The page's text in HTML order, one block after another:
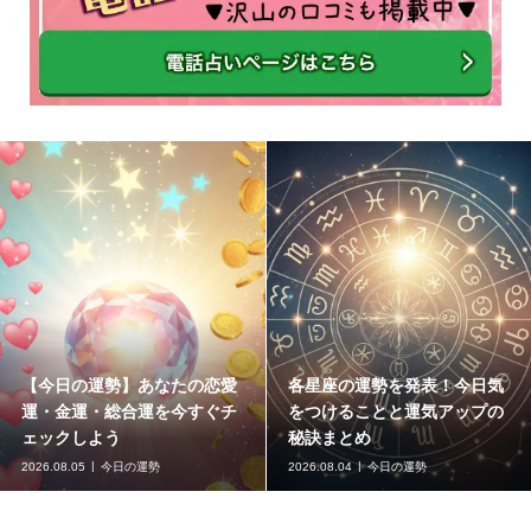
【今日の運勢】あなたの恋愛
運・金運・総合運を今すぐチ
ェックしよう
2026.08.05 今日の運勢
各星座の運勢を発表！今日気
をつけることと運気アップの
秘訣まとめ
2026.08.04 今日の運勢